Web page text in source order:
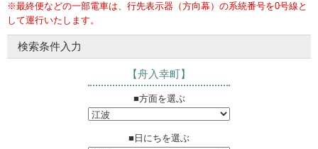
※最終便などの一部電車は、行先表示器（方向幕）の系統番号を0号線と
して運行いたします。
検索条件入力
【舟入幸町】
■方面を選ぶ
■日にちを選ぶ